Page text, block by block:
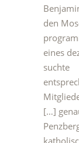
den
eines
suchte
[…]